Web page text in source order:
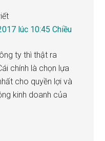
lúc 10:45 Chiều
ty thì thật ra
chính là chọn lựa
cho quyền lợi và
kinh doanh của